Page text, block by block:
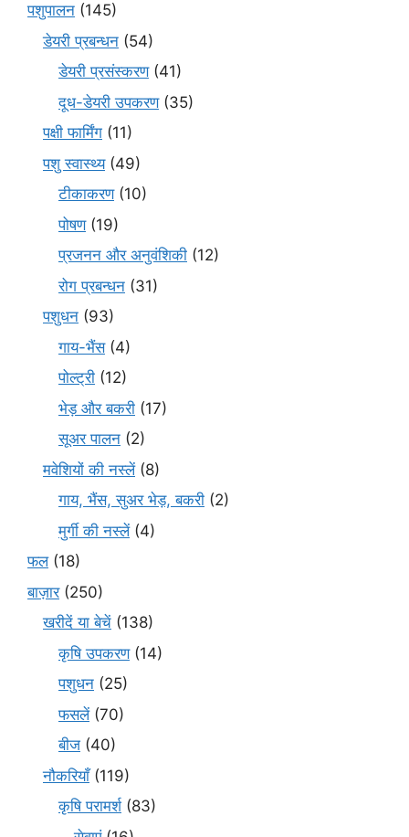
पशुपालन (145)
डेयरी प्रबन्धन (54)
डेयरी प्रसंस्करण(41)
दूध-डेयरी उपकरण(35)
पक्षी फार्मिंग (11)
पशु स्वास्थ्य(49)
टीकाकरण(10)
पोषण(19)
प्रजनन और अनुवंशिकी (12)
रोग प्रबन्धन (31)
पशुधन (93)
गाय-भैंस(4)
पोल्ट्री (12)
भेड़ और बकरी (17)
सूअर पालन (2)
मवेशियों की नस्लें(8)
गाय, भैंस, सुअर भेड़, बकरी (2)
मुर्गी की नस्लें(4)
फल(18)
बाज़ार(250)
खरीदें या बेचें (138)
कृषि उपकरण(14)
पशुधन (25)
फसलें(70)
बीज (40)
नौकरियाँ(119)
कृषि परामर्श(83)